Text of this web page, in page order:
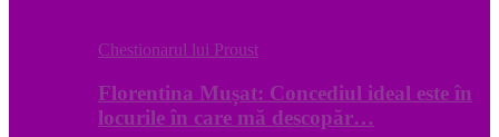
Chestionarul lui Proust
Florentina Mușat: Concediul ideal este în
locurile în care mă descopăr…